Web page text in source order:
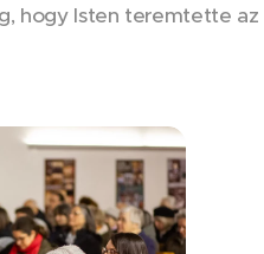
hogy Isten teremtette